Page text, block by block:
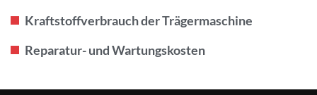
Kraftstoffverbrauch der Trägermaschine
Reparatur- und Wartungskosten